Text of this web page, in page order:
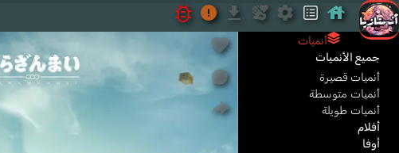
أنميات
جميع الأنميات
أنميات قصيرة
أنميات متوسطة
أنميات طويلة
أفلام
أوفا